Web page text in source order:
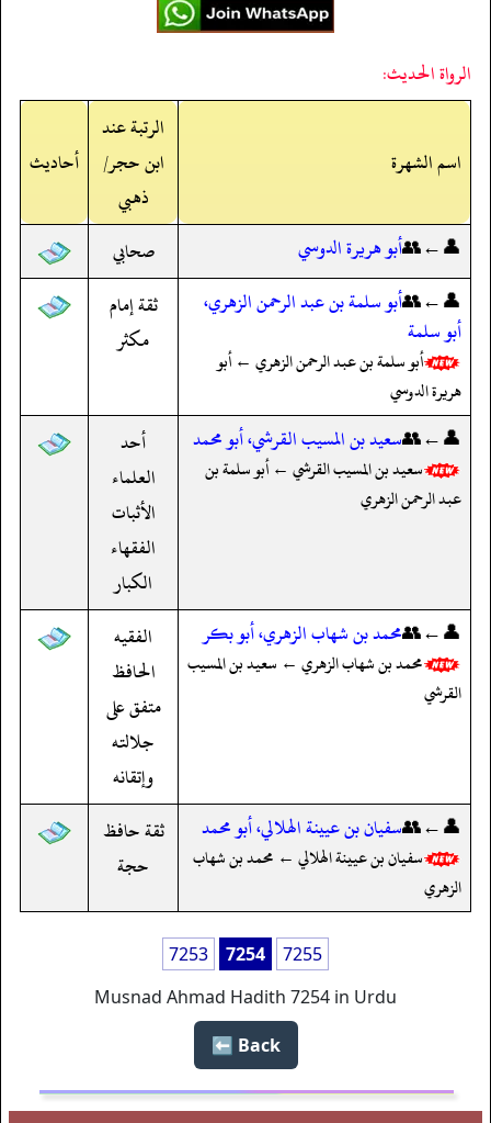
الرواة الحديث:
اسم الشهرة
الرتبة عند
ابن حجر/
ذهبي
أحاديث
👤←👥أبو هريرة الدوسي
صحابي
👤←👥أبو سلمة بن عبد الرحمن الزهري،
أبو سلمة
أبو سلمة بن عبد الرحمن الزهري ← أبو
هريرة الدوسي
ثقة إمام
مكثر
👤←👥سعيد بن المسيب القرشي، أبو محمد
سعيد بن المسيب القرشي ← أبو سلمة بن
عبد الرحمن الزهري
أحد
العلماء
الأثبات
الفقهاء
الكبار
👤←👥محمد بن شهاب الزهري، أبو بكر
محمد بن شهاب الزهري ← سعيد بن المسيب
القرشي
الفقيه
الحافظ
متفق على
جلالته
وإتقانه
👤←👥سفيان بن عيينة الهلالي، أبو محمد
سفيان بن عيينة الهلالي ← محمد بن شهاب
الزهري
ثقة حافظ
حجة
7253 7254
7255
Musnad Ahmad Hadith 7254 in Urdu
Back ⬅️